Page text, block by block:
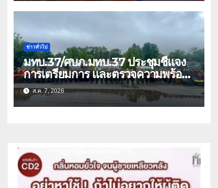
ข่าวทั่วไป
มทบ.37/ศบภ.มทบ.37 ประชุมชี้แจง
การเตรียมการ และตรวจความพร้อม
ด้านการบรรเทาสาธารณภัย
ส.ค. 7, 2026